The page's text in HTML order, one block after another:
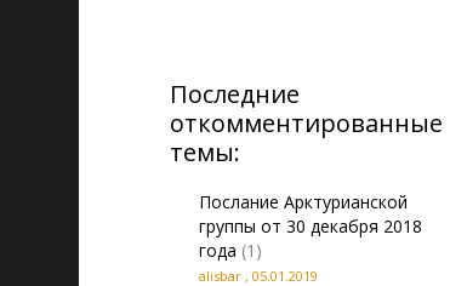
Последние
откомментированные
темы:
Послание Арктурианской
группы от 30 декабря 2018
года (1)
alisbar , 05.01.2019